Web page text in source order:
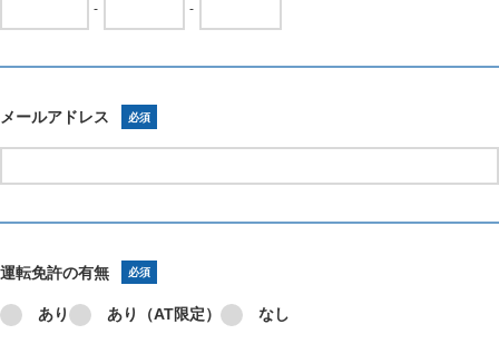
- -
メールアドレス 必須
運転免許の有無 必須
あり あり（AT限定） なし